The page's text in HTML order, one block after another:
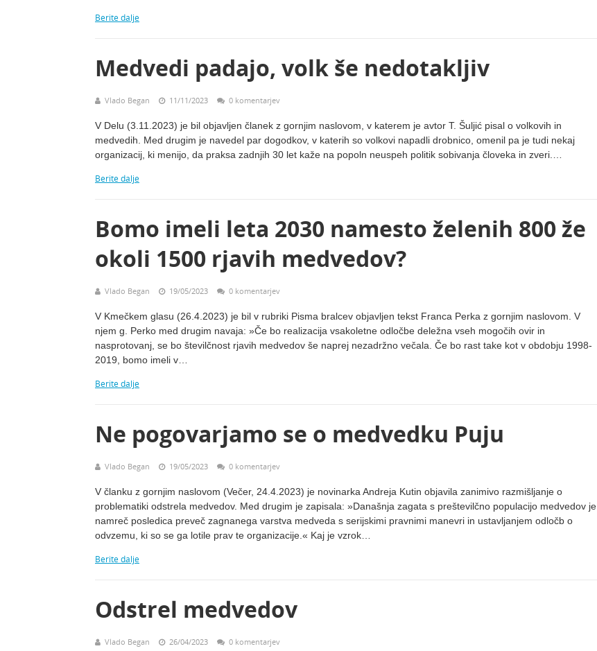
Berite dalje
Medvedi padajo, volk še nedotakljiv
Vlado Began 11/11/2023 0 komentarjev
V Delu (3.11.2023) je bil objavljen članek z gornjim naslovom, v katerem je avtor T. Šuljić pisal o volkovih in
medvedih. Med drugim je navedel par dogodkov, v katerih so volkovi napadli drobnico, omenil pa je tudi nekaj
organizacij, ki menijo, da praksa zadnjih 30 let kaže na popoln neuspeh politik sobivanja človeka in zveri.…
Berite dalje
Bomo imeli leta 2030 namesto želenih 800 že
okoli 1500 rjavih medvedov?
Vlado Began 19/05/2023 0 komentarjev
V Kmečkem glasu (26.4.2023) je bil v rubriki Pisma bralcev objavljen tekst Franca Perka z gornjim naslovom. V
njem g. Perko med drugim navaja: »Če bo realizacija vsakoletne odločbe deležna vseh mogočih ovir in
nasprotovanj, se bo številčnost rjavih medvedov še naprej nezadržno večala. Če bo rast take kot v obdobju 1998-
2019, bomo imeli v…
Berite dalje
Ne pogovarjamo se o medvedku Puju
Vlado Began 19/05/2023 0 komentarjev
V članku z gornjim naslovom (Večer, 24.4.2023) je novinarka Andreja Kutin objavila zanimivo razmišljanje o
problematiki odstrela medvedov. Med drugim je zapisala: »Današnja zagata s preštevilčno populacijo medvedov je
namreč posledica preveč zagnanega varstva medveda s serijskimi pravnimi manevri in ustavljanjem odločb o
odvzemu, ki so se ga lotile prav te organizacije.« Kaj je vzrok…
Berite dalje
Odstrel medvedov
Vlado Began 26/04/2023 0 komentarjev